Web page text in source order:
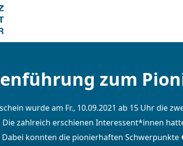
zum
wurde am Fr., 10.09.2021 ab 15 Uhr die
Die zahlreich erschienen Interessent*innen
Dabei konnten die pionierhaften